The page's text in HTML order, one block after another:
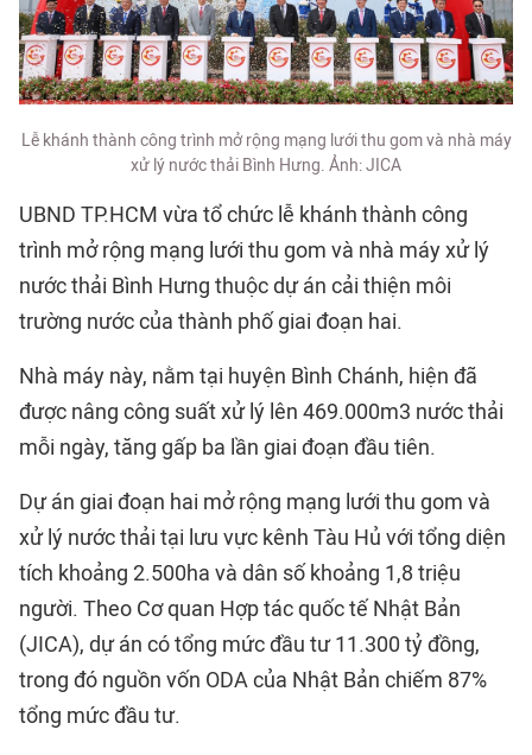
Lễ khánh thành công trình mở rộng mạng lưới thu gom và nhà máy
xử lý nước thải Bình Hưng. Ảnh: JICA
UBND TP.HCM vừa tổ chức lễ khánh thành công
trình mở rộng mạng lưới thu gom và nhà máy xử lý
nước thải Bình Hưng thuộc dự án cải thiện môi
trường nước của thành phố giai đoạn hai.
Nhà máy này, nằm tại huyện Bình Chánh, hiện đã
được nâng công suất xử lý lên 469.000m3 nước thải
mỗi ngày, tăng gấp ba lần giai đoạn đầu tiên.
Dự án giai đoạn hai mở rộng mạng lưới thu gom và
xử lý nước thải tại lưu vực kênh Tàu Hủ với tổng diện
tích khoảng 2.500ha và dân số khoảng 1,8 triệu
người. Theo Cơ quan Hợp tác quốc tế Nhật Bản
(JICA), dự án có tổng mức đầu tư 11.300 tỷ đồng,
trong đó nguồn vốn ODA của Nhật Bản chiếm 87%
tổng mức đầu tư.